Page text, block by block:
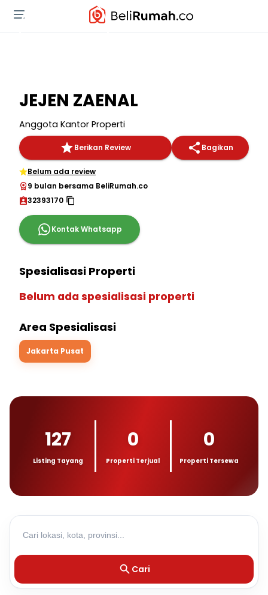
JEJEN ZAENAL
Anggota Kantor Properti
Berikan Review Bagikan
Belum ada review
9 bulan bersama BeliRumah.co
32393170
Kontak Whatsapp
Spesialisasi Properti
Belum ada spesialisasi properti
Area Spesialisasi
Jakarta Pusat
127
Listing Tayang
0
Properti Terjual
0
Properti Tersewa
Cari